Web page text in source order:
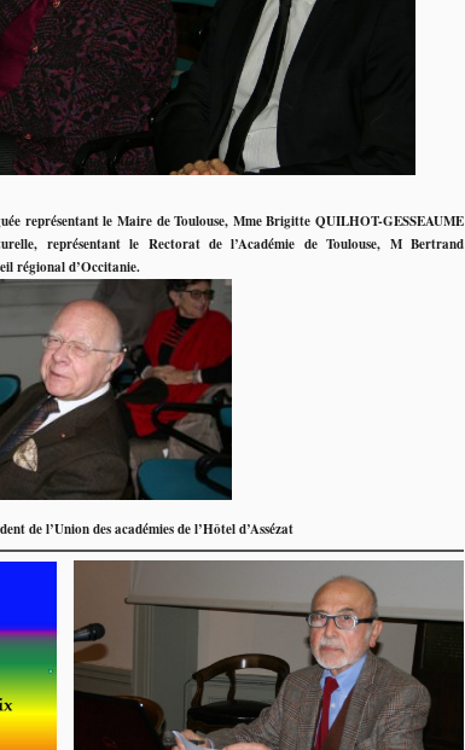
représentant le Maire de Toulouse, Mme Brigitte QUILHOT-GESSEAUME
représentant le Rectorat de l’Académie de Toulouse, M Bertrand
régional d’Occitanie.
de l’Union des académies de l’Hôtel d’Assézat